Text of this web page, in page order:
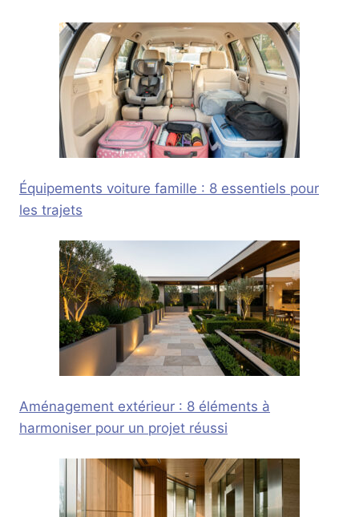
Équipements voiture famille : 8 essentiels pour
les trajets
Aménagement extérieur : 8 éléments à
harmoniser pour un projet réussi